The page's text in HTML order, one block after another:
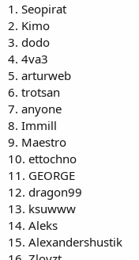
1. Seopirat
2. Kimo
3. dodo
4. 4va3
5. arturweb
6. trotsan
7. anyone
8. Immill
9. Maestro
10. ettochno
11. GEORGE
12. dragon99
13. ksuwww
14. Aleks
15. Alexandershustik